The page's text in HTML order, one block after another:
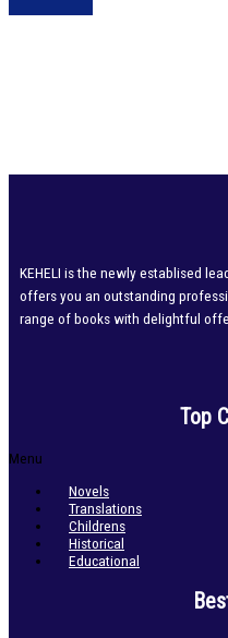
KEHELI is the newly establised
offers you an outstanding
range of books with delightful
Top
Menu
Novels
Translations
Childrens
Historical
Educational